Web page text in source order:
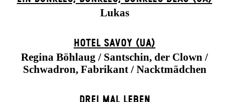
Lukas
HOTEL SAVOY (UA)
Regina Böhlaug / Santschin, der Clown /
Schwadron, Fabrikant / Nacktmädchen